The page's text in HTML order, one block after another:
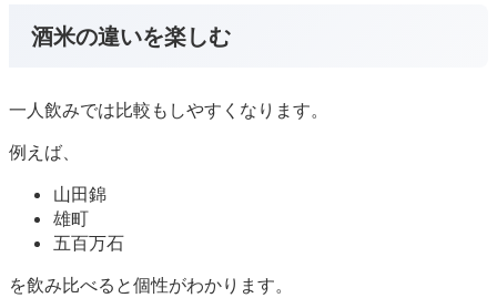
酒米の違いを楽しむ
一人飲みでは比較もしやすくなります。
例えば、
山田錦
雄町
五百万石
を飲み比べると個性がわかります。